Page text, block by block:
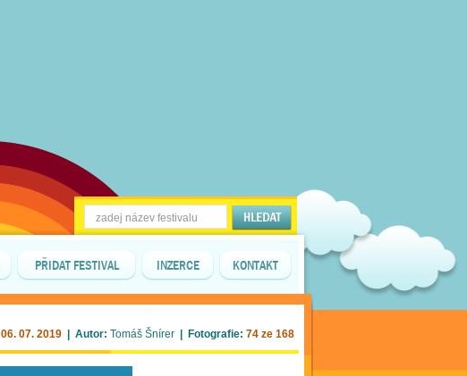
PŘIDAT FESTIVAL INZERCE KONTAKT
06. 07. 2019 | Autor: Tomáš Šnírer | Fotografie: 74 ze 168